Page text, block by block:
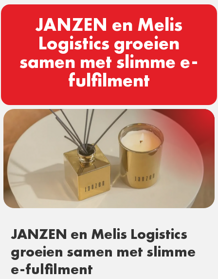
JANZEN en Melis
Logistics groeien
samen met slimme e-
fulfilment
JANZEN en Melis Logistics
groeien samen met slimme
e-fulfilment